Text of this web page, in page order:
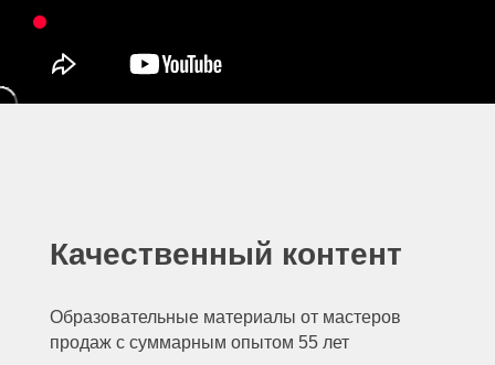
Качественный контент
Образовательные материалы от мастеров
продаж с суммарным опытом 55 лет